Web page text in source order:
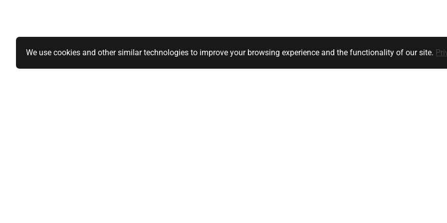
We use cookies and other similar technologies to improve your browsing experience and the functionality of our site.